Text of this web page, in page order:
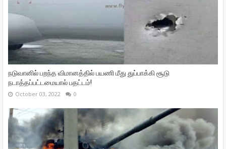
நடுவானில் பறந்த விமானத்தில் பயணி மீது துப்பாக்கி சூடு
நடாத்தப்பட்டமையால் பதட்டம்!
October 03, 2022 0